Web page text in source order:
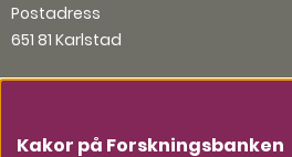
Postadress
651 81 Karlstad
Kakor på Forskningsbanken